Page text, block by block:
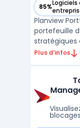
85%
— voir
Planview
portefeuille
stratégiques
Plus d’infos